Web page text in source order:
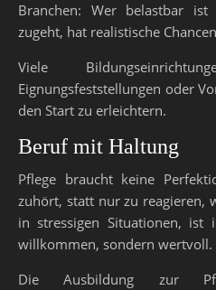
Branchen: Wer belastbar
zugeht, hat realistische
Viele
Eignungsfeststellungen oder
den Start zu erleichtern.
Beruf mit Haltung
Pflege braucht keine
zuhört, statt nur zu reagieren,
in stressigen Situationen, ist
willkommen, sondern wertvoll.
Die Ausbildung zur